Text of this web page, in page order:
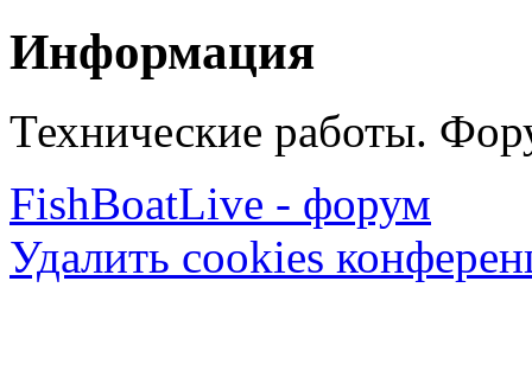
Информация
Технические работы.
FishBoatLive - форум
Удалить cookies